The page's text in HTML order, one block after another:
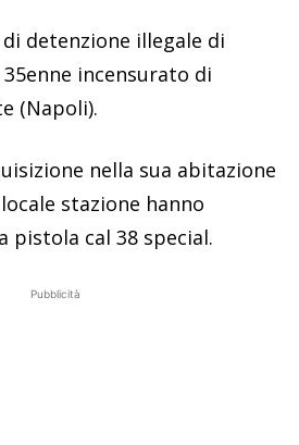
detenzione illegale di
incensurato di
(Napoli).
nella sua abitazione
stazione hanno
pistola cal 38 special.
Pubblicità